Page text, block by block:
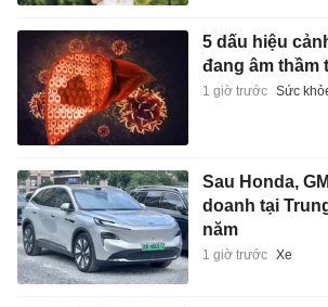
5 dấu hiệu
đang âm thầm
1 giờ trước Sức
Sau Honda,
doanh tại
năm
1 giờ trước Xe